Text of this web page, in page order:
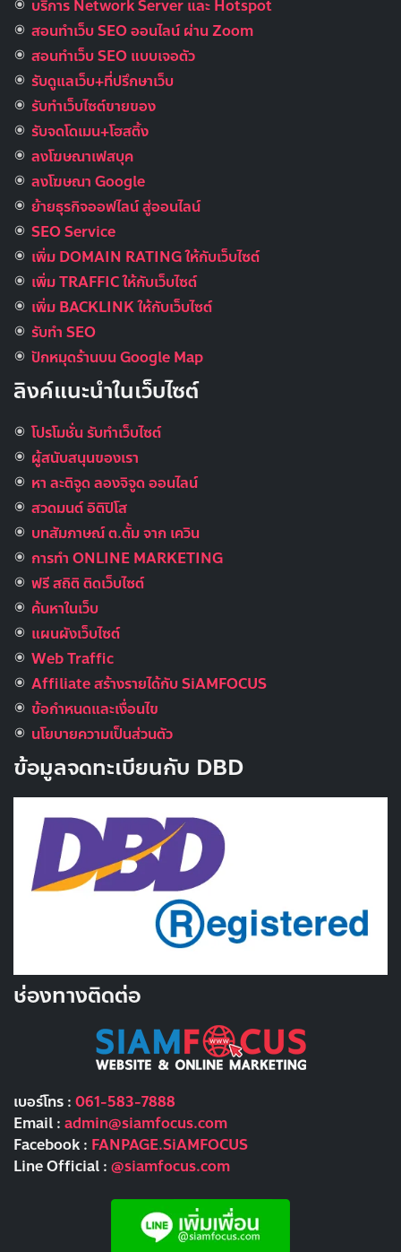
บริการ Network Server และ Hotspot
สอนทำเว็บ SEO ออนไลน์ ผ่าน Zoom
สอนทำเว็บ SEO แบบเจอตัว
รับดูแลเว็บ+ที่ปรึกษาเว็บ
รับทําเว็บไซต์ขายของ
รับจดโดเมน+โฮสติ้ง
ลงโฆษณาเฟสบุค
ลงโฆษณา Google
ย้ายธุรกิจออฟไลน์ สู่ออนไลน์
SEO Service
เพิ่ม DOMAIN RATING ให้กับเว็บไซต์
เพิ่ม TRAFFIC ให้กับเว็บไซต์
เพิ่ม BACKLINK ให้กับเว็บไซต์
รับทำ SEO
ปักหมุดร้านบน Google Map
ลิงค์แนะนำในเว็บไซต์
โปรโมชั่น รับทำเว็บไซต์
ผู้สนับสนุนของเรา
หา ละติจูด ลองจิจูด ออนไลน์
สวดมนต์ อิติปิโส
บทสัมภาษณ์ ต.ตั้ม จาก เควิน
การทำ ONLINE MARKETING
ฟรี สถิติ ติดเว็บไซต์
ค้นหาในเว็บ
แผนผังเว็บไซต์
Web Traffic
Affiliate สร้างรายได้กับ SiAMFOCUS
ข้อกำหนดและเงื่อนไข
นโยบายความเป็นส่วนตัว
ข้อมูลจดทะเบียนกับ DBD
ช่องทางติดต่อ
เบอร์โทร : 061-583-7888
Email : admin@siamfocus.com
Facebook : FANPAGE.SiAMFOCUS
Line Official : @siamfocus.com